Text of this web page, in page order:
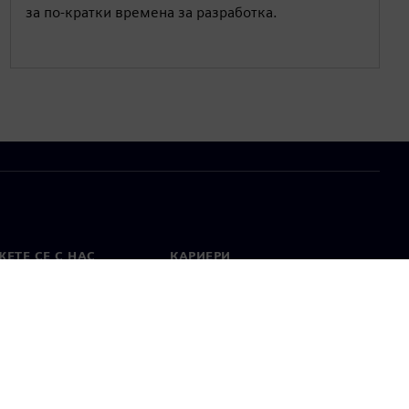
за по-кратки времена за разработка.
СЕ С НАС КАРИЕРИ